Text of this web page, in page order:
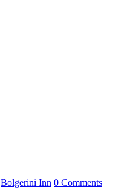
Bolgerini Inn 0 Comments